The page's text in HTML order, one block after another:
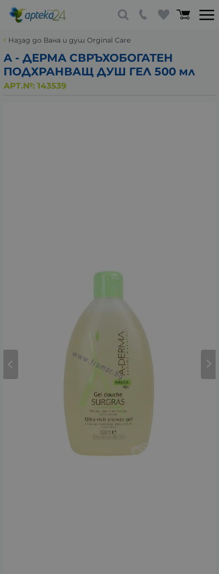
Назад до Вана и душ Orginal Care
А - ДЕРМА СВРЪХОБОГАТЕН
ПОДХРАНВАЩ ДУШ ГЕЛ 500 мл
АРТ.№: 143539